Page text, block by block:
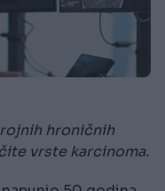
hroničnih
vrste karcinoma.